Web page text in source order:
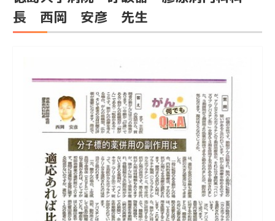
長 西岡 安彦 先生